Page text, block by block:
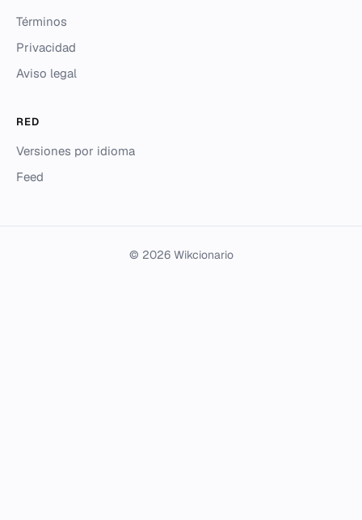
Términos
Privacidad
Aviso legal
RED
Versiones por idioma
Feed
© 2026 Wikcionario